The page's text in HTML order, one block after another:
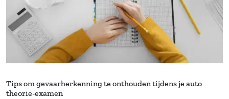
Tips om gevaarherkenning te onthouden tijdens je auto
theorie-examen